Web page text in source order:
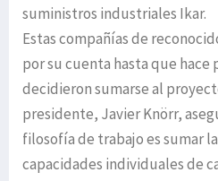
suministros industriales Ikar.
Estas compañías de
por su cuenta hasta que hace
decidieron sumarse al
presidente, Javier Knörr,
filosofía de trabajo es sumar
capacidades individuales de